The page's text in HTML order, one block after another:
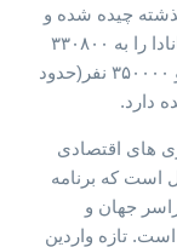
چیده شده و
مسئولیت افزایش صدور کارت اقامت دائم کانادا را به ۳۳۰۸۰۰
نفردر سال ۲۰۱۹، ۳۴۱۰۰۰نفر در سال۲۰۲۰ و ۳۵۰۰۰۰ نفر(حدود
های اقتصادی
است که برنامه
جهان و
متمرکز شده است. تازه واردین